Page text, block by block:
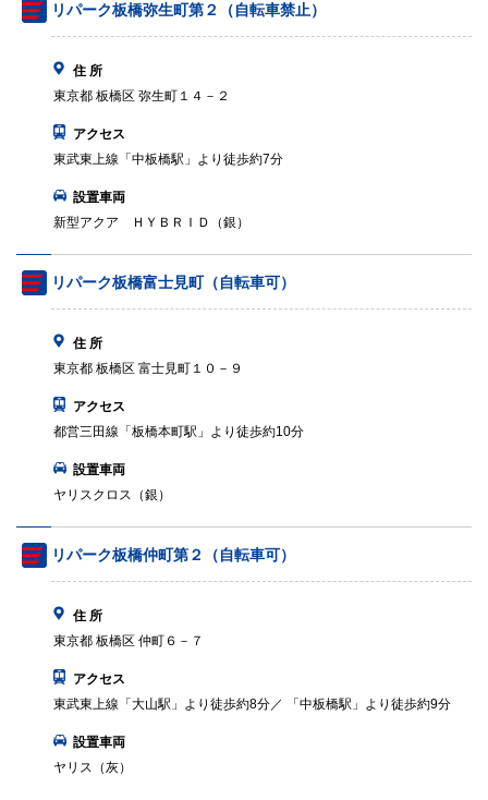
リパーク板橋弥生町第２（自転車禁止）
住 所
東京都 板橋区 弥生町１４－２
アクセス
東武東上線「中板橋駅」より徒歩約7分
設置車両
新型アクア ＨＹＢＲＩＤ（銀）
リパーク板橋富士見町（自転車可）
住 所
東京都 板橋区 富士見町１０－９
アクセス
都営三田線「板橋本町駅」より徒歩約10分
設置車両
ヤリスクロス（銀）
リパーク板橋仲町第２（自転車可）
住 所
東京都 板橋区 仲町６－７
アクセス
東武東上線「大山駅」より徒歩約8分／ 「中板橋駅」より徒歩約9分
設置車両
ヤリス（灰）